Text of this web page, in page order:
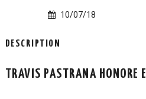
10/07/18
DESCRIPTION
TRAVIS PASTRANA HONORE